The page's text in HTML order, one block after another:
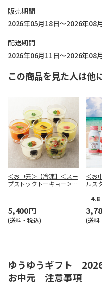
販売期間
2026年05月18日～2026年08
配送期間
2026年06月11日～2026年08
この商品を見た人は他
＜お中元＞【冷凍】＜スー
プストックトーキョー＞人
5,400円
(送料・税込)
＜お
ルス
4.8
(送料
ゆうゆうギフト
お中元 注意事項